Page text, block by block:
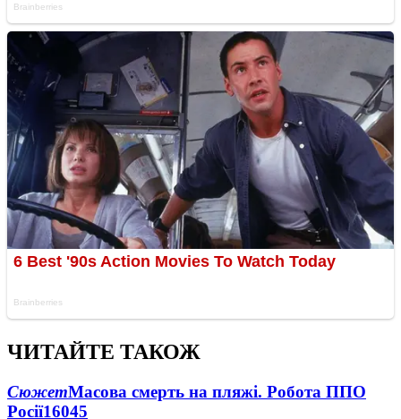
ЧИТАЙТЕ ТАКОЖ
СюжетМасова смерть на пляжі. Робота ППО
Росії16045